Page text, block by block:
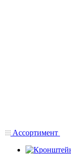
Ассортимент